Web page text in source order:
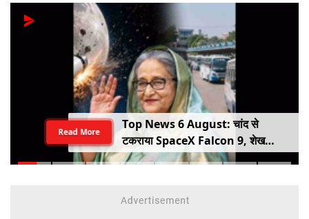
Top News 6 August: चांद से
टकराया SpaceX Falcon 9, शेख
हसीना की घर वापसी का ऐलान, MP में बस
Read More